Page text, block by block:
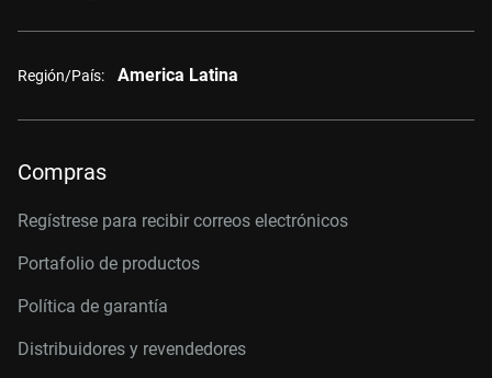
Región/País: America Latina
Compras
Regístrese para recibir correos electrónicos
Portafolio de productos
Política de garantía
Distribuidores y revendedores